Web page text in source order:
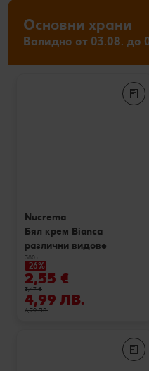
Основни храни
Валидно от 03.08. до
Nucrema
Бял крем Bianca
различни видове
380 г
-26%
2,55 €
3,47 €
4,99 ЛВ.
6,79 ЛВ.